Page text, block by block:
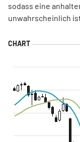
sodass eine
unwahrscheinlich